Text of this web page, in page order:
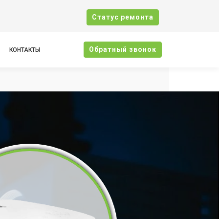
Cтатус ремонта
КОНТАКТЫ Oбратный звонок